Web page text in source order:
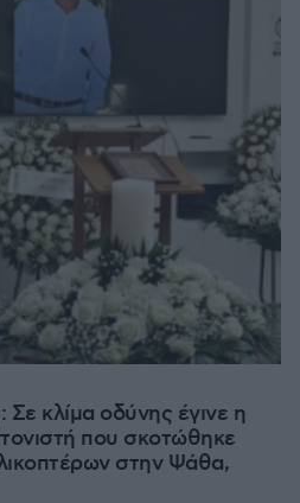
κλίμα οδύνης έγινε η
που σκοτώθηκε
στην Ψάθα,